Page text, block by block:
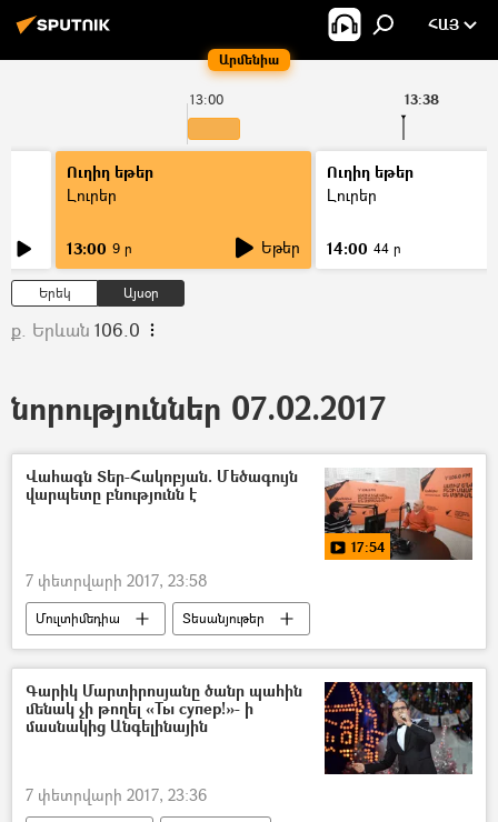
Արմենիա
ՀԱՅ
13:00 13:38
Ուղիղ եթեր
Լուրեր
13:00 9 ր Եթեր
Ուղիղ եթեր
Լուրեր
14:00 44 ր
Երեկ Այսօր
ք. Երևան 106.0
նորություններ 07.02.2017
Վահագն Տեր-Հակոբյան. Մեծագույն
վարպետը բնությունն է
17:54
7 փետրվարի 2017, 23:58
Մուլտիմեդիա
Տեսանյութեր
ԱրտԲոքս
Գարիկ Մարտիրոսյանը ծանր պահին
մենակ չի թողել «Ты супер!»- ի
մասնակից Անգելինային
7 փետրվարի 2017, 23:36